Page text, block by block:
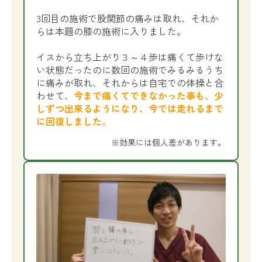
3回目の施術で股関節の痛みは取れ、それか
らは本題の膝の施術に入りました。
イスから立ち上がり３～４歩は痛くて歩けな
い状態だったのに数回の施術でみるみるうち
に痛みが取れ、それからは自宅での体操と合
わせて、 今まで痛くてできなかった事も、少
しずつ出来るようになり、今では走れるまで
に回復しました。
※効果には個人差があります。